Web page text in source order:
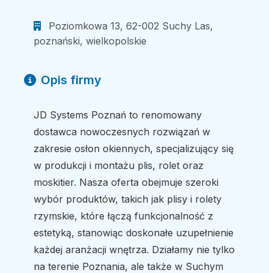
Poziomkowa 13, 62-002 Suchy Las,
poznański, wielkopolskie
Opis firmy
JD Systems Poznań to renomowany
dostawca nowoczesnych rozwiązań w
zakresie osłon okiennych, specjalizujący się
w produkcji i montażu plis, rolet oraz
moskitier. Nasza oferta obejmuje szeroki
wybór produktów, takich jak plisy i rolety
rzymskie, które łączą funkcjonalność z
estetyką, stanowiąc doskonałe uzupełnienie
każdej aranżacji wnętrza. Działamy nie tylko
na terenie Poznania, ale także w Suchym